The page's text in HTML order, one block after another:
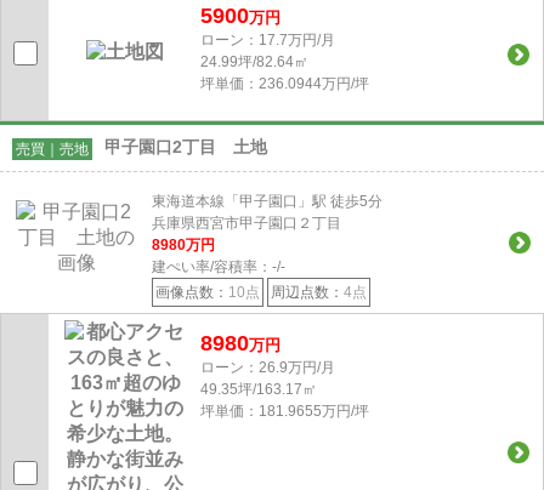
5900万円
ローン：17.7万円/月
24.99坪/82.64㎡
坪単価：236.0944万円/坪
売買｜売地 甲子園口2丁目 土地
東海道本線「甲子園口」駅 徒歩5分
兵庫県西宮市甲子園口２丁目
8980万円
建ぺい率/容積率： -/-
画像点数： 10点 周辺点数： 4点
8980万円
ローン：26.9万円/月
49.35坪/163.17㎡
坪単価：181.9655万円/坪